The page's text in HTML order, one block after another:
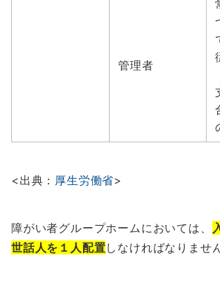
管理者
<出典： 厚生労働省>
障がい者グループホームにおいては、
世話人を１人配置しなければなりません